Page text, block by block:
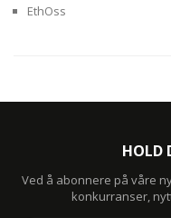
EthOss
HOLD
Ved å abonnere på våre
konkurranser,